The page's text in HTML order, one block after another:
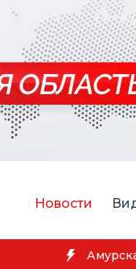
Новости